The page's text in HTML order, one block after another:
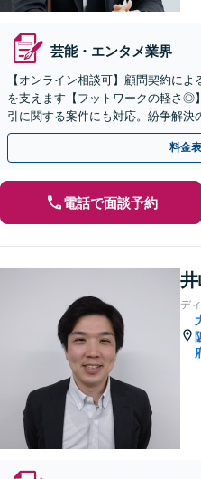
芸能・エンタメ業界
【オンライン相談可】顧問契約に
を支えます【フットワークの軽さ◎
引に関する案件にも対応。紛争解決
権回収、労務問題、経営サポートを
料金
電話で面談予約
デ